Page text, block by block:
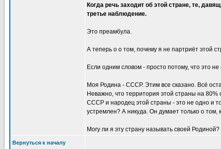
Когда речь заходит об этой стране, те,
третье наблюдение.
Это преамбула.
А теперь о о том, почему я не партриёт этой
Если одним словом - просто потому, что это
Моя Родина - СССР. Этим все сказано. Всё
Неважно, что территория этой страны на
СССР и народец этой страны - это не одно и
устремлен? А никуда. Он думает только о том,
Могу ли я эту страну называть своей
Вернуться к началу